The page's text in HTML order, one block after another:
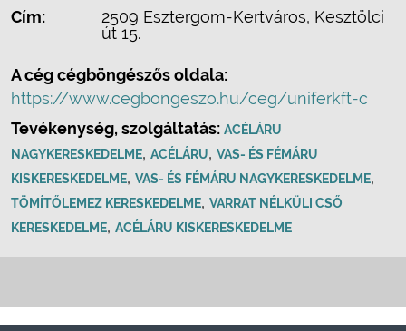
Cím:
2509 Esztergom-Kertváros, Kesztölci
út 15.
A cég cégböngészős oldala:
https://www.cegbongeszo.hu/ceg/uniferkft-c
Tevékenység, szolgáltatás: ACÉLÁRU
NAGYKERESKEDELME, ACÉLÁRU, VAS- ÉS FÉMÁRU
KISKERESKEDELME, VAS- ÉS FÉMÁRU NAGYKERESKEDELME,
TÖMÍTŐLEMEZ KERESKEDELME, VARRAT NÉLKÜLI CSŐ
KERESKEDELME, ACÉLÁRU KISKERESKEDELME